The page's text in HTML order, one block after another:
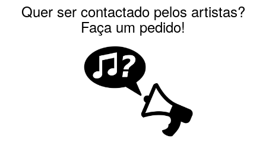
Quer ser contactado pelos artistas?
Faça um pedido!